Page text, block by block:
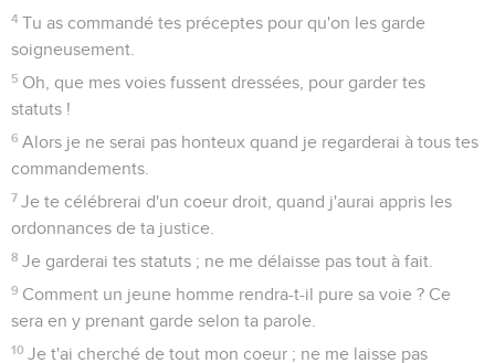
4 Tu as commandé tes préceptes pour qu'on les garde
soigneusement.
5 Oh, que mes voies fussent dressées, pour garder tes
statuts !
6 Alors je ne serai pas honteux quand je regarderai à tous tes
commandements.
7 Je te célébrerai d'un coeur droit, quand j'aurai appris les
ordonnances de ta justice.
8 Je garderai tes statuts ; ne me délaisse pas tout à fait.
9 Comment un jeune homme rendra-t-il pure sa voie ? Ce
sera en y prenant garde selon ta parole.
10 Je t'ai cherché de tout mon coeur ; ne me laisse pas